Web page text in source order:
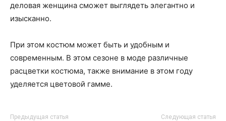
деловая женщина сможет выглядеть элегантно и
изысканно.
При этом костюм может быть и удобным и
современным. В этом сезоне в моде различные
расцветки костюма, также внимание в этом году
уделяется цветовой гамме.
Предыдущая статья Следующая статья